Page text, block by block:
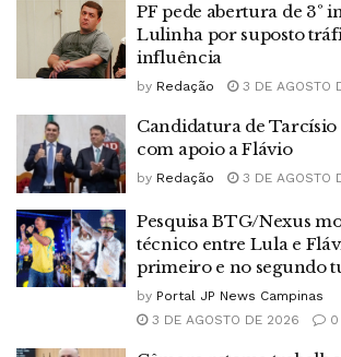
PF pede abertura de 3º
Lulinha por suposto
influência
by Redação 3 DE AGOSTO
Candidatura de
com apoio a Flávio
by Redação 3 DE AGOSTO
Pesquisa BTG/Nexus
técnico entre Lula e
primeiro e no segundo
by Portal JP News Campinas
3 DE AGOSTO DE 2026
0